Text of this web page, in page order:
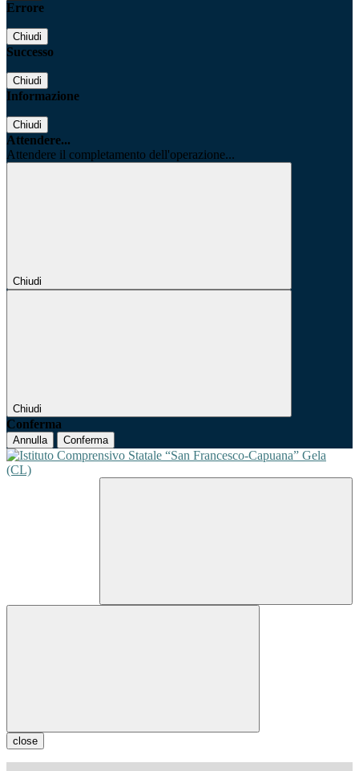
Errore
Chiudi
Successo
Chiudi
Informazione
Chiudi
Attendere...
Attendere il completamento dell'operazione...
Chiudi
Chiudi
Conferma
Annulla Conferma
close